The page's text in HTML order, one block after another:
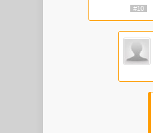
#10